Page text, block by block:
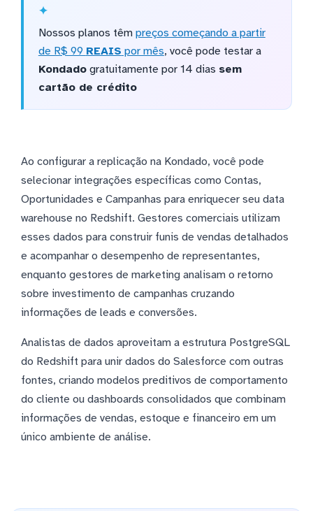
Nossos planos têm preços começando a partir
de R$ 99 REAIS por mês, você pode testar a
Kondadogratuitamente por 14 dias sem
cartão de crédito
Ao configurar a replicação na Kondado, você pode
selecionar integrações específicas como Contas,
Oportunidades e Campanhas para enriquecer seu data
warehouse no Redshift. Gestores comerciais utilizam
esses dados para construir funis de vendas detalhados
e acompanhar o desempenho de representantes,
enquanto gestores de marketing analisam o retorno
sobre investimento de campanhas cruzando
informações de leads e conversões.
Analistas de dados aproveitam a estrutura PostgreSQL
do Redshift para unir dados do Salesforce com outras
fontes, criando modelos preditivos de comportamento
do cliente ou dashboards consolidados que combinam
informações de vendas, estoque e financeiro em um
único ambiente de análise.